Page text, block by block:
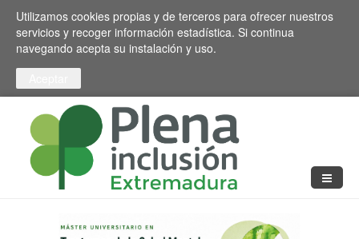
Pasar al contenido principal
Toggle high contrast
Utilizamos cookies propias y de terceros para ofrecer nuestros
servicios y recoger información estadística. Si continua
navegando acepta su instalación y uso.